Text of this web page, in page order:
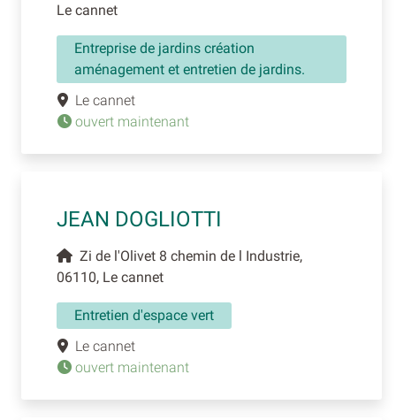
Le cannet
Entreprise de jardins création
aménagement et entretien de jardins.
Le cannet
ouvert maintenant
JEAN DOGLIOTTI
Zi de l'Olivet 8 chemin de l Industrie,
06110, Le cannet
Entretien d'espace vert
Le cannet
ouvert maintenant